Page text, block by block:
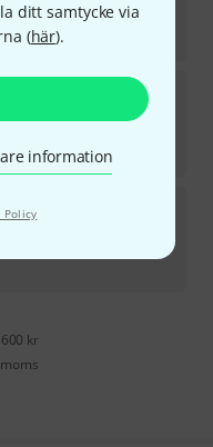
ditt samtycke via
(här).
information
Policy
für Ocarina
kr